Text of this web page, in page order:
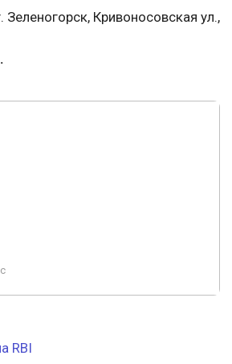
Зеленогорск, Кривоносовская ул.,
RBI